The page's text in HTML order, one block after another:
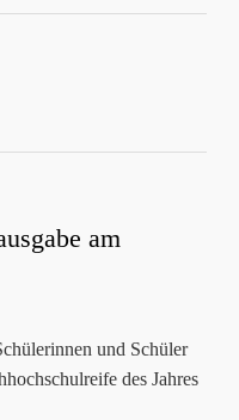
am
und Schüler
des Jahres